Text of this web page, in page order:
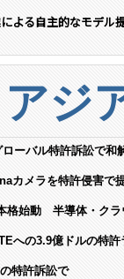
よる自主的なモデル
アジ
ーバル特許訴訟で和
カメラを特許侵害で
格始動 半導体・ク
への3.9億ドルの特
特許訴訟で